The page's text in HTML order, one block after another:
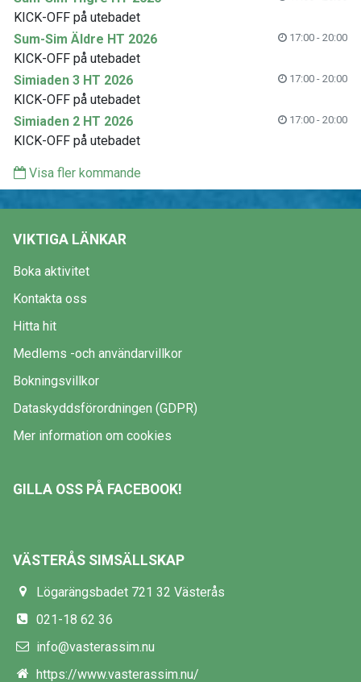
KICK-OFF på utebadet
Sum-Sim Äldre HT 2026
17:00 - 20:00
KICK-OFF på utebadet
Simiaden 3 HT 2026
17:00 - 20:00
KICK-OFF på utebadet
Simiaden 2 HT 2026
17:00 - 20:00
KICK-OFF på utebadet
Visa fler kommande
VIKTIGA LÄNKAR
Boka aktivitet
Kontakta oss
Hitta hit
Medlems -och användarvillkor
Bokningsvillkor
Dataskyddsförordningen (GDPR)
Mer information om cookies
GILLA OSS PÅ FACEBOOK!
VÄSTERÅS SIMSÄLLSKAP
Lögarängsbadet 721 32 Västerås
021-18 62 36
info@vasterassim.nu
https://www.vasterassim.nu/